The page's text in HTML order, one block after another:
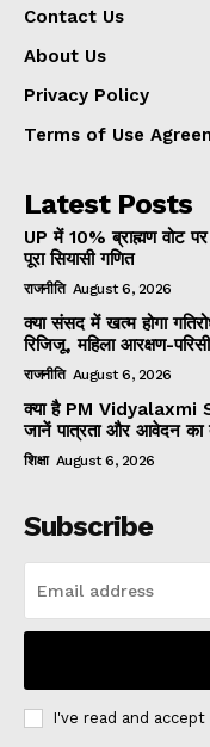
Contact Us
About Us
Privacy Policy
Terms of Use
Latest Posts
UP में 10% ब्राह्मण वोट
पूरा सियासी गणित
राजनीति August 6, 2026
क्या संसद में खत्म होगा
रिजिजू, महिला आरक्षण-
राजनीति August 6, 2026
क्या है PM Vidyalaxmi
जानें पात्रता और आवेदन का
शिक्षा August 6, 2026
Subscribe
I've read and accept